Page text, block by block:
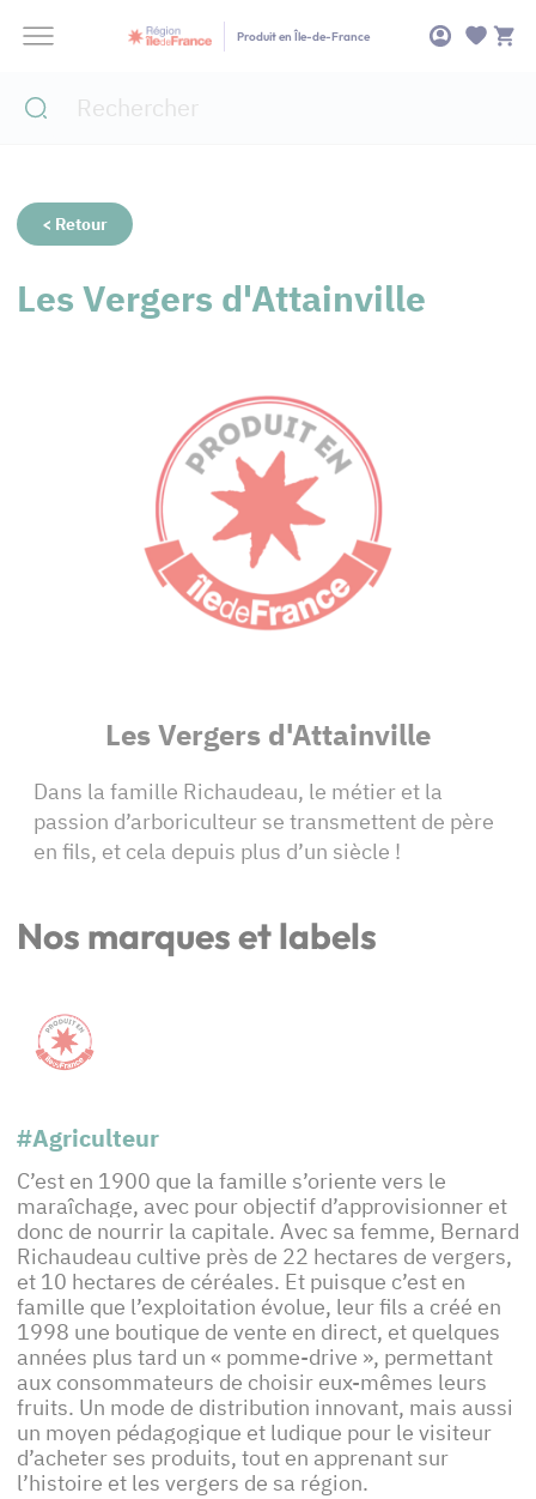
Produit en Île-de-France
< Retour
Les Vergers d'Attainville
Les Vergers d'Attainville
Dans la famille Richaudeau, le métier et la
passion d’arboriculteur se transmettent de père
en fils, et cela depuis plus d’un siècle !
Nos marques et labels
#Agriculteur
C’est en 1900 que la famille s’oriente vers le
maraîchage, avec pour objectif d’approvisionner et
donc de nourrir la capitale. Avec sa femme, Bernard
Richaudeau cultive près de 22 hectares de vergers,
et 10 hectares de céréales. Et puisque c’est en
famille que l’exploitation évolue, leur fils a créé en
1998 une boutique de vente en direct, et quelques
années plus tard un « pomme-drive », permettant
aux consommateurs de choisir eux-mêmes leurs
fruits. Un mode de distribution innovant, mais aussi
un moyen pédagogique et ludique pour le visiteur
d’acheter ses produits, tout en apprenant sur
l’histoire et les vergers de sa région.